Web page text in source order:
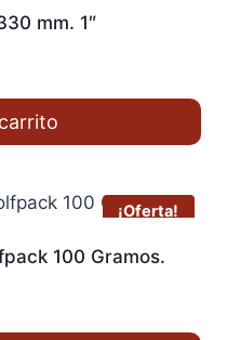
mm. 1″
¡Oferta!
100 Gramos.